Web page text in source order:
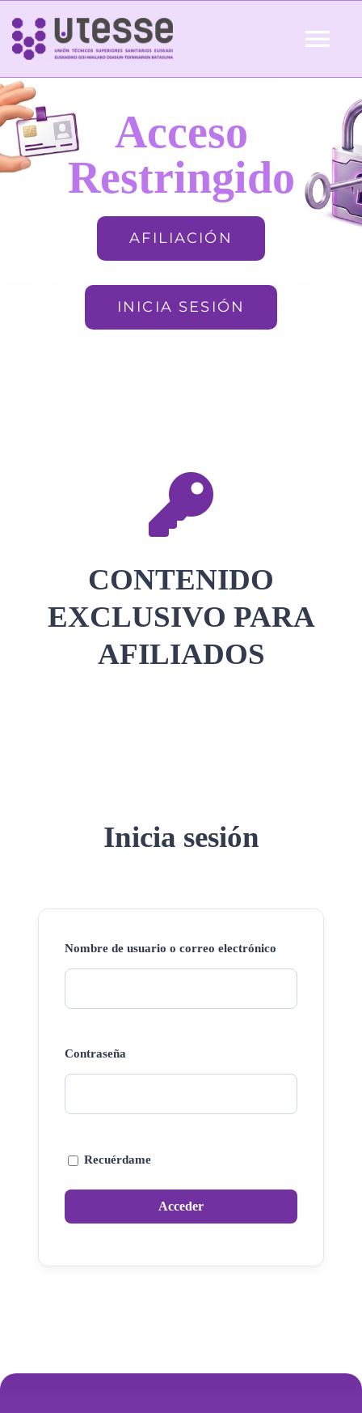
Skip
content
Inicio
QUIÉNES SOMOS Acceso
Restringido
AFILIACIÓN
INICIA SESIÓN
CONTENIDO
EXCLUSIVO PARA
AFILIADOS
Inicia sesión
Nombre de usuario o correo electrónico
Contraseña
Recuérdame